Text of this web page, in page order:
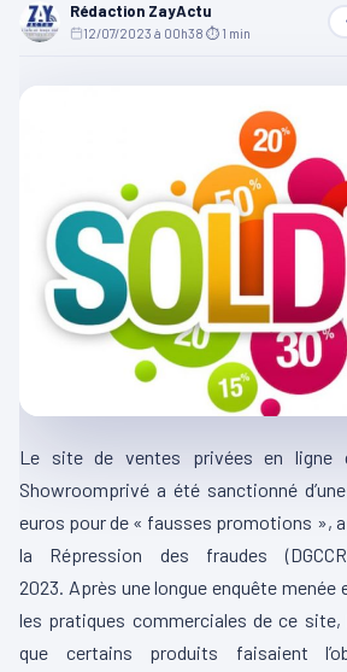
Rédaction ZayActu
12/07/2023 à 00h38 ⏱ 1 min
Le site de ventes privées en ligne
Showroomprivé a été sanctionné
euros pour de « fausses promotions »,
la Répression des fraudes(
2023. Après une longue enquête menée
les pratiques commerciales de ce
que certains produits faisaient